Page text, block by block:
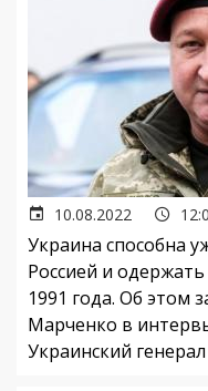
10.08.2022
Украина способна
Россией и
1991 года. Об этом
Марченко в
Украинский